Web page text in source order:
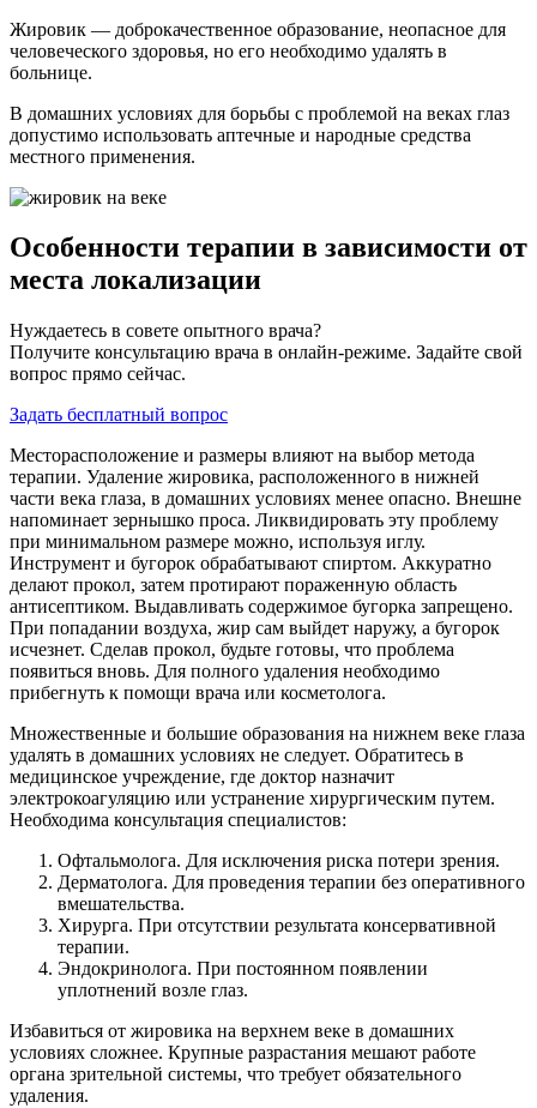
Жировик — доброкачественное образование, неопасное для
человеческого здоровья, но его необходимо удалять в
больнице.
В домашних условиях для борьбы с проблемой на веках глаз
допустимо использовать аптечные и народные средства
местного применения.
Особенности терапии в зависимости от
места локализации
Нуждаетесь в совете опытного врача?
Получите консультацию врача в онлайн-режиме. Задайте свой
вопрос прямо сейчас.
Задать бесплатный вопрос
Месторасположение и размеры влияют на выбор метода
терапии. Удаление жировика, расположенного в нижней
части века глаза, в домашних условиях менее опасно. Внешне
напоминает зернышко проса. Ликвидировать эту проблему
при минимальном размере можно, используя иглу.
Инструмент и бугорок обрабатывают спиртом. Аккуратно
делают прокол, затем протирают пораженную область
антисептиком. Выдавливать содержимое бугорка запрещено.
При попадании воздуха, жир сам выйдет наружу, а бугорок
исчезнет. Сделав прокол, будьте готовы, что проблема
появиться вновь. Для полного удаления необходимо
прибегнуть к помощи врача или косметолога.
Множественные и большие образования на нижнем веке глаза
удалять в домашних условиях не следует. Обратитесь в
медицинское учреждение, где доктор назначит
электрокоагуляцию или устранение хирургическим путем.
Необходима консультация специалистов:
Офтальмолога. Для исключения риска потери зрения.
Дерматолога. Для проведения терапии без оперативного
вмешательства.
Хирурга. При отсутствии результата консервативной
терапии.
Эндокринолога. При постоянном появлении
уплотнений возле глаз.
Избавиться от жировика на верхнем веке в домашних
условиях сложнее. Крупные разрастания мешают работе
органа зрительной системы, что требует обязательного
удаления.